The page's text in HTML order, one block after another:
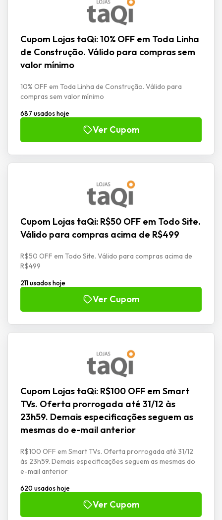
Cupom Lojas taQi: 10% OFF em Toda Linha
de Construção. Válido para compras sem
valor mínimo
10% OFF em Toda Linha de Construção. Válido para
compras sem valor mínimo
687 usados hoje
Ver Cupom
Cupom Lojas taQi: R$50 OFF em Todo Site.
Válido para compras acima de R$499
R$50 OFF em Todo Site. Válido para compras acima de
R$499
211 usados hoje
Ver Cupom
Cupom Lojas taQi: R$100 OFF em Smart
TVs. Oferta prorrogada até 31/12 às
23h59. Demais especificações seguem as
mesmas do e-mail anterior
R$100 OFF em Smart TVs. Oferta prorrogada até 31/12
às 23h59. Demais especificações seguem as mesmas do
e-mail anterior
620 usados hoje
Ver Cupom